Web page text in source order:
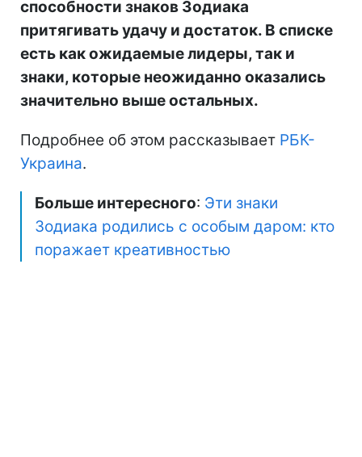
способности знаков Зодиака
притягивать удачу и достаток. В списке
есть как ожидаемые лидеры, так и
знаки, которые неожиданно оказались
значительно выше остальных.
Подробнее об этом рассказывает РБК-
Украина.
Больше интересного: Эти знаки
Зодиака родились с особым даром: кто
поражает креативностью